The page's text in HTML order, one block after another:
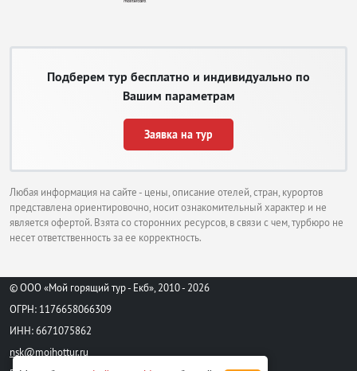
Подберем тур бесплатно и индивидуально по
Вашим параметрам
Заявка на тур
Любая информация на сайте - цены, описание отелей, стран, курортов
представлена ориентировочно, носит ознакомительный характер и не
является офертой. Взята со сторонних ресурсов, в связи с чем, турбюро не
несет ответственность за ее корректность.
© ООО «Мой горящий тур - Екб», 2010 - 2026
ОГРН: 1176658066309
ИНН: 6671075862
nsk@moihottur.ru